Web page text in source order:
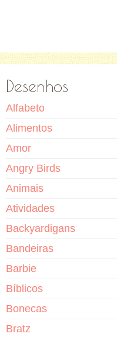
Desenhos
Alfabeto
Alimentos
Amor
Angry Birds
Animais
Atividades
Backyardigans
Bandeiras
Barbie
Bíblicos
Bonecas
Bratz